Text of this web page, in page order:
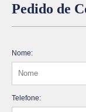
Pedido de
Nome:
Telefone: